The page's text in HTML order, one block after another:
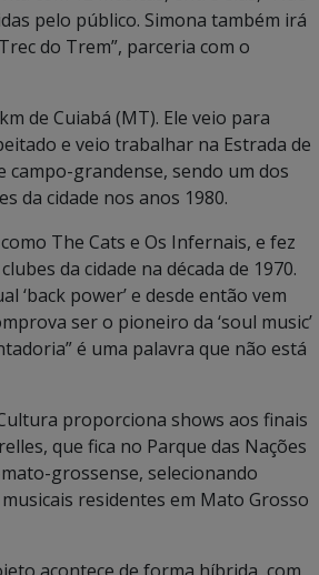
pelo público. Simona também irá
do Trem”, parceria com o
de Cuiabá (MT). Ele veio para
e veio trabalhar na Estrada de
grandense, sendo um dos
da cidade nos anos 1980.
The Cats e Os Infernais, e fez
da cidade na década de 1970.
‘back power’ e desde então vem
ser o pioneiro da ‘soul music’
é uma palavra que não está
proporciona shows aos finais
que fica no Parque das Nações
grossense, selecionando
residentes em Mato Grosso